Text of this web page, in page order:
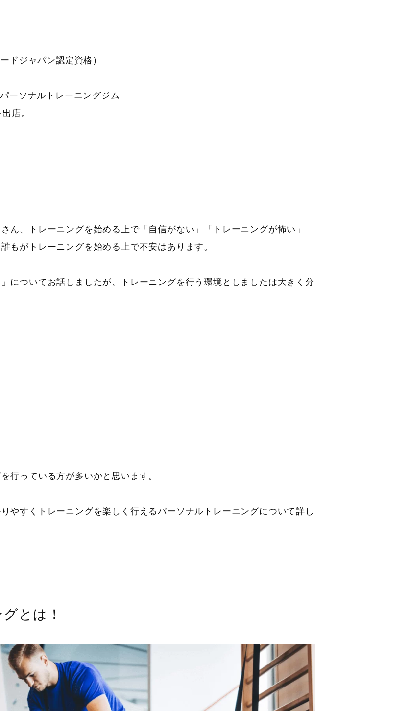
ドジャパン認定資格）
ーソナルトレーニングジム
店。
ん、トレーニングを始める上で「自信がない」「トレーニングが怖い」
もがトレーニングを始める上で不安はあります。
についてお話しましたが、トレーニングを行う環境としましたは大きく分
行っている方が多いかと思います。
やすくトレーニングを楽しく行えるパーソナルトレーニングについて詳し
とは！